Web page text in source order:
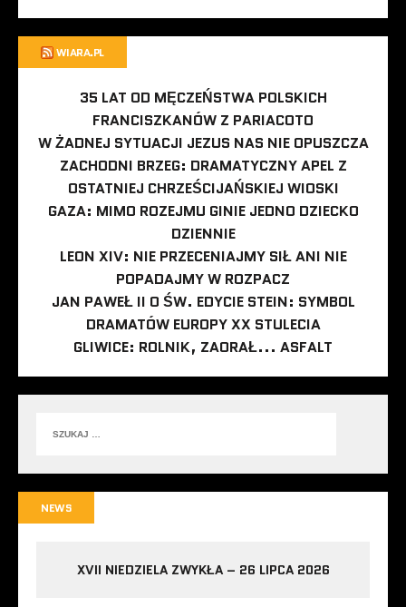
WIARA.PL
35 LAT OD MĘCZEŃSTWA POLSKICH
FRANCISZKANÓW Z PARIACOTO
W ŻADNEJ SYTUACJI JEZUS NAS NIE OPUSZCZA
ZACHODNI BRZEG: DRAMATYCZNY APEL Z
OSTATNIEJ CHRZEŚCIJAŃSKIEJ WIOSKI
GAZA: MIMO ROZEJMU GINIE JEDNO DZIECKO
DZIENNIE
LEON XIV: NIE PRZECENIAJMY SIŁ ANI NIE
POPADAJMY W ROZPACZ
JAN PAWEŁ II O ŚW. EDYCIE STEIN: SYMBOL
DRAMATÓW EUROPY XX STULECIA
GLIWICE: ROLNIK, ZAORAŁ... ASFALT
NEWS
XVII NIEDZIELA ZWYKŁA – 26 LIPCA 2026